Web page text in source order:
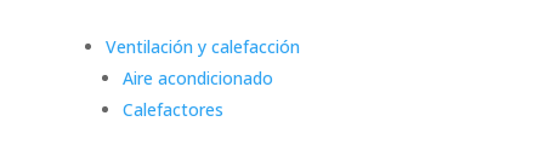
Ventilación y calefacción
Aire acondicionado
Calefactores